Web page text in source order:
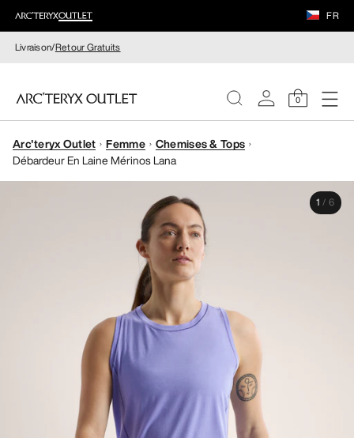
FR
Livraison/Retour Gratuits
0
FEMME
Arc'teryx Outlet Femme
Chemises & Tops
Débardeur En Laine Mérinos Lana
1 / 6